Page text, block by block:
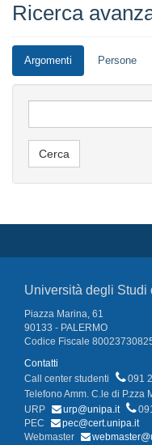
Ricerca
Argomenti Persone
Università degli Studi
Piazza Marina, 61
90133 - PALERMO
Codice Fiscale
Contatti
Call center studenti
091
Telefono Amm. C.le di P.zza
URP
urp@unipa.it
PEC
pec@cert.unipa.it
Webmaster